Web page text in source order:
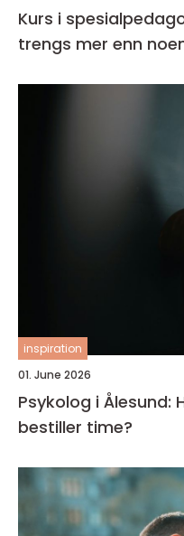
Kurs i spesialpedagogikk hvorfor
trengs mer enn
inspiration
01. June 2026
Psykolog i Ålesund:
bestiller time?